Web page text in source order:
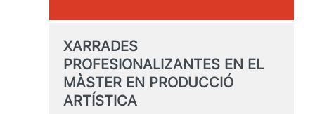
XARRADES
PROFESIONALIZANTES EN EL
MÀSTER EN PRODUCCIÓ
ARTÍSTICA